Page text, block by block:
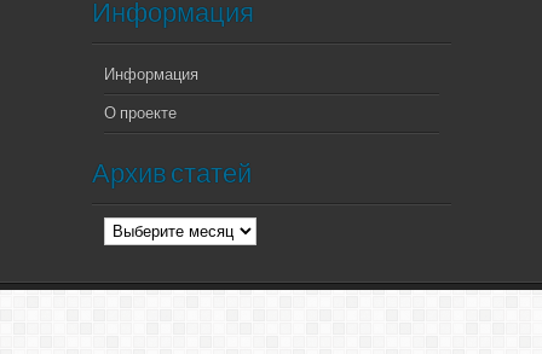
Информация
Информация
О проекте
Архив статей
Архив
статей